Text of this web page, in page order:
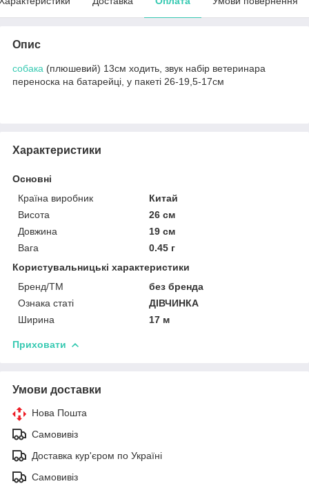
Опис
собака (плюшевий) 13см ходить, звук набір ветеринара
переноска на батарейці, у пакеті 26-19,5-17см
Характеристики
Основні
Країна виробник
Китай
Висота
26 см
Довжина
19 см
Вага
0.45 г
Користувальницькі характеристики
Бренд/ТМ
без бренда
Ознака статі
ДІВЧИНКА
Ширина
17 м
Приховати
Умови доставки
Нова Пошта
Самовивіз
Доставка кур'єром по Україні
Самовивіз